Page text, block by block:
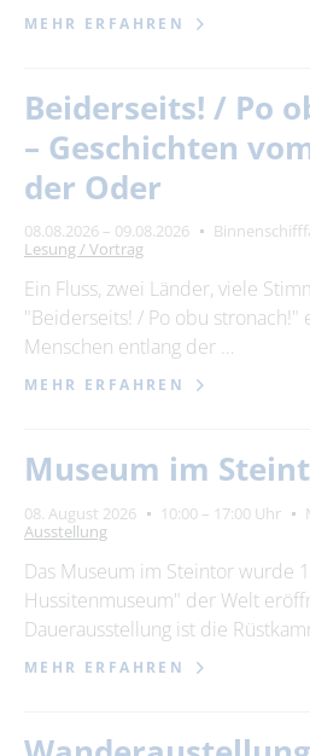
MEHR ERFAHREN
Beiderseits! / Po
– Geschichten
der Oder
08.08.2026 – 09.08.2026
Lesung / Vortrag
Ein Fluss, zwei Länder, viele
"Beiderseits! / Po obu stronach!"
Menschen entlang der …
MEHR ERFAHREN
Museum im
08. August 2026 10:00 – 17:00 Uhr
Ausstellung
Das Museum im Steintor wurde
Hussitenmuseum" der Welt
Dauerausstellung ist die
MEHR ERFAHREN